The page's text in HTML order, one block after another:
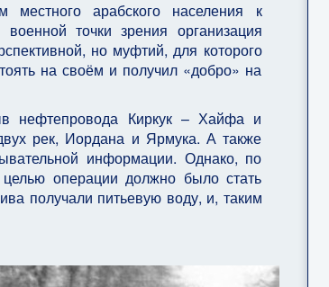
местного арабского населения к
точки зрения организация
но муфтий, для которого
на своём и получил «добро» на
нефтепровода Киркук – Хайфа и
рек, Иордана и Ярмука. А также
информации. Однако, по
операции должно было стать
получали питьевую воду, и, таким